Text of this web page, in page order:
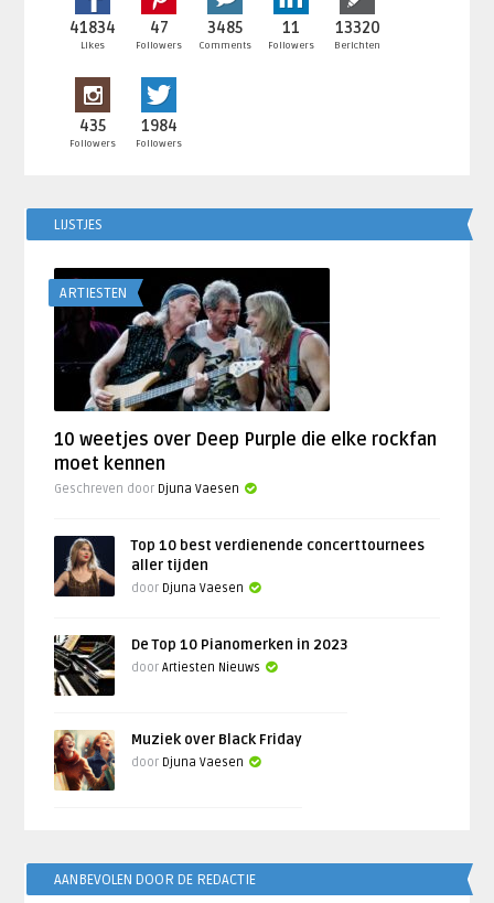
41834
Likes
47
Followers
3485
Comments
11
Followers
13320
Berichten
435
Followers
1984
Followers
LIJSTJES
ARTIESTEN
10 weetjes over Deep Purple die elke rockfan
moet kennen
Geschreven door Djuna Vaesen
Top 10 best verdienende concerttournees
aller tijden
door Djuna Vaesen
De Top 10 Pianomerken in 2023
doorArtiesten Nieuws
Muziek over Black Friday
door Djuna Vaesen
AANBEVOLEN DOOR DE REDACTIE